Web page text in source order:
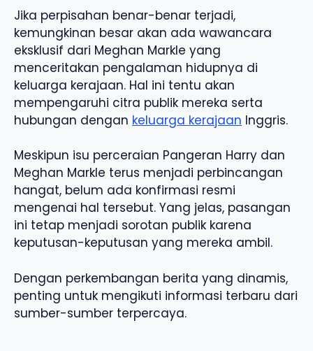
Jika perpisahan benar-benar terjadi,
kemungkinan besar akan ada wawancara
eksklusif dari Meghan Markle yang
menceritakan pengalaman hidupnya di
keluarga kerajaan. Hal ini tentu akan
mempengaruhi citra publik mereka serta
hubungan dengan keluarga kerajaan Inggris.
Meskipun isu perceraian Pangeran Harry dan
Meghan Markle terus menjadi perbincangan
hangat, belum ada konfirmasi resmi
mengenai hal tersebut. Yang jelas, pasangan
ini tetap menjadi sorotan publik karena
keputusan-keputusan yang mereka ambil.
Dengan perkembangan berita yang dinamis,
penting untuk mengikuti informasi terbaru dari
sumber-sumber terpercaya.